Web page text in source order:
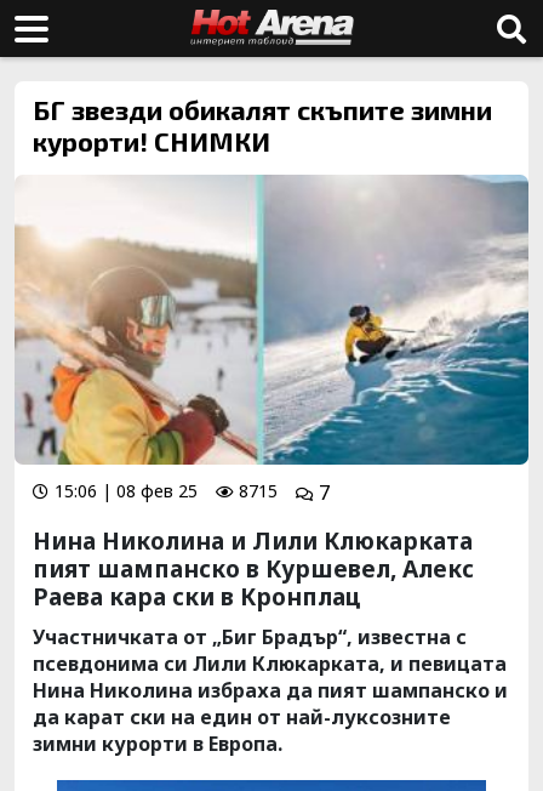
БГ звезди обикалят скъпите зимни
курорти! СНИМКИ
15:06 | 08 фев 25 8715 7
Нина Николина и Лили Клюкарката
пият шампанско в Куршевел, Алекс
Раева кара ски в Кронплац
Участничката от „Биг Брадър“, известна с
псевдонима си Лили Клюкарката, и певицата
Нина Николина избраха да пият шампанско и
да карат ски на един от най-луксозните
зимни курорти в Европа.